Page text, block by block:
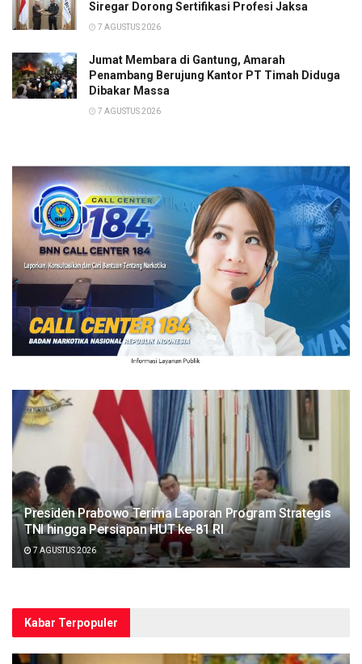
Siregar Dorong Sertifikasi Profesi Jaksa
7 AGUSTUS 2026
Jumat Membara di Gantung, Amarah
Penambang Berujung Kantor PT Timah Diduga
Dibakar Massa
7 AGUSTUS 2026
Presiden Prabowo Terima Laporan Program Strategis
TNI hingga Persiapan HUT ke-81 RI
7 AGUSTUS 2026
Kabar Terpopuler